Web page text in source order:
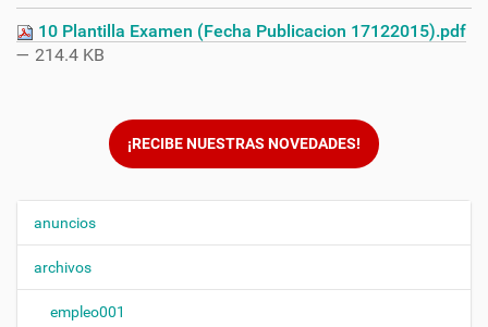
10 Plantilla Examen (Fecha Publicacion 17122015).pdf
— 214.4 KB
¡RECIBE NUESTRAS NOVEDADES!
N
anuncios
archivos
empleo001